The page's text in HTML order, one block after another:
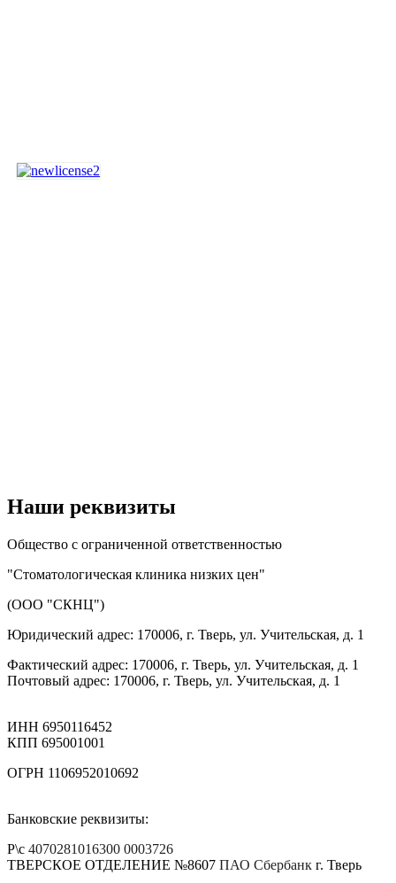
Наши реквизиты
Общество с ограниченной ответственностью
"Стоматологическая клиника низких цен"
(ООО "СКНЦ")
Юридический адрес: 170006, г. Тверь, ул. Учительская, д. 1
Фактический адрес: 170006, г. Тверь, ул. Учительская, д. 1
Почтовый адрес: 170006, г. Тверь, ул. Учительская, д. 1
ИНН 6950116452
КПП 695001001
ОГРН 1106952010692
Банковские реквизиты:
Р\с 4070281016300 0003726
ТВЕРСКОЕ ОТДЕЛЕНИЕ №8607 ПАО Сбербанк г. Тверь